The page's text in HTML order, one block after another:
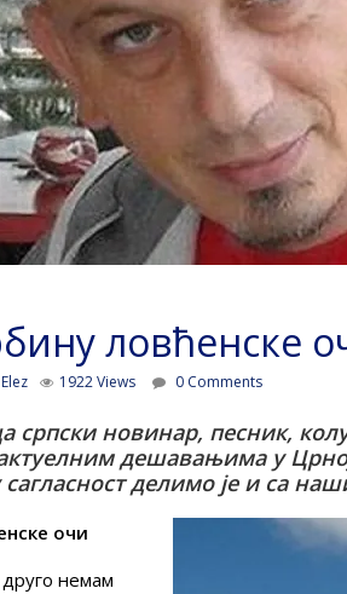
ловћенске
1922 Views 0 Comments
српски новинар, песник,
дешавањима у
делимо је и са
очи
немам